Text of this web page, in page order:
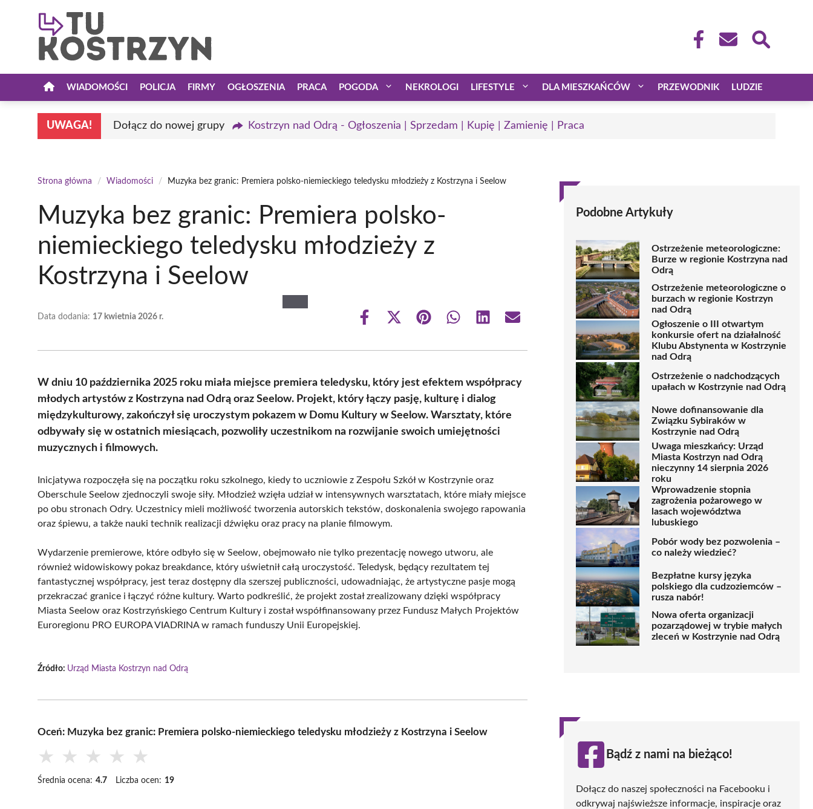
WIADOMOŚCI POLICJA FIRMY OGŁOSZENIA PRACA POGODA NEKROLOGI LIFESTYLE DLA MIESZKAŃCÓW PRZEWODNIK LUDZIE
UWAGA! Dołącz do nowej grupy Kostrzyn nad Odrą - Ogłoszenia | Sprzedam | Kupię | Zamienię | Praca
Strona główna / Wiadomości / Muzyka bez granic: Premiera polsko-niemieckiego teledysku młodzieży z Kostrzyna i Seelow
Muzyka bez granic: Premiera polsko-
niemieckiego teledysku młodzieży z
Kostrzyna i Seelow
Data dodania: 17 kwietnia 2026 r.
Share
Share
(Twitter)
Share Share Share Share
W dniu 10 października 2025 roku miała miejsce premiera teledysku, który jest efektem współpracy
młodych artystów z Kostrzyna nad Odrą oraz Seelow. Projekt, który łączy pasję, kulturę i dialog
międzykulturowy, zakończył się uroczystym pokazem w Domu Kultury w Seelow. Warsztaty, które
odbywały się w ostatnich miesiącach, pozwoliły uczestnikom na rozwijanie swoich umiejętności
muzycznych i filmowych.
Inicjatywa rozpoczęła się na początku roku szkolnego, kiedy to uczniowie z Zespołu Szkół w Kostrzynie oraz
Oberschule Seelow zjednoczyli swoje siły. Młodzież wzięła udział w intensywnych warsztatach, które miały miejsce
po obu stronach Odry. Uczestnicy mieli możliwość tworzenia autorskich tekstów, doskonalenia swojego rapowania
oraz śpiewu, a także nauki technik realizacji dźwięku oraz pracy na planie filmowym.
Wydarzenie premierowe, które odbyło się w Seelow, obejmowało nie tylko prezentację nowego utworu, ale
również widowiskowy pokaz breakdance, który uświetnił całą uroczystość. Teledysk, będący rezultatem tej
fantastycznej współpracy, jest teraz dostępny dla szerszej publiczności, udowadniając, że artystyczne pasje mogą
przekraczać granice i łączyć różne kultury. Warto podkreślić, że projekt został zrealizowany dzięki współpracy
Miasta Seelow oraz Kostrzyńskiego Centrum Kultury i został współfinansowany przez Fundusz Małych Projektów
Euroregionu PRO EUROPA VIADRINA w ramach funduszy Unii Europejskiej.
Źródło: Urząd Miasta Kostrzyn nad Odrą
Oceń: Muzyka bez granic: Premiera polsko-niemieckiego teledysku młodzieży z Kostrzyna i Seelow
★ ★ ★ ★ ★
Średnia ocena: 4.7 Liczba ocen: 19
Podobne Artykuły
Ostrzeżenie meteorologiczne:
Burze w regionie Kostrzyna nad
Odrą
Ostrzeżenie meteorologiczne o
burzach w regionie Kostrzyn
nad Odrą
Ogłoszenie o III otwartym
konkursie ofert na działalność
Klubu Abstynenta w Kostrzynie
nad Odrą
Ostrzeżenie o nadchodzących
upałach w Kostrzynie nad Odrą
Nowe dofinansowanie dla
Związku Sybiraków w
Kostrzynie nad Odrą
Uwaga mieszkańcy: Urząd
Miasta Kostrzyn nad Odrą
nieczynny 14 sierpnia 2026
roku
Wprowadzenie stopnia
zagrożenia pożarowego w
lasach województwa
lubuskiego
Pobór wody bez pozwolenia –
co należy wiedzieć?
Bezpłatne kursy języka
polskiego dla cudzoziemców –
rusza nabór!
Nowa oferta organizacji
pozarządowej w trybie małych
zleceń w Kostrzynie nad Odrą
Bądź z nami na bieżąco!
Dołącz do naszej społeczności na Facebooku i
odkrywaj najświeższe informacje, inspiracje oraz